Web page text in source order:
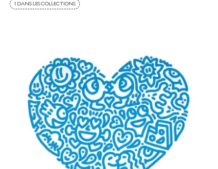
1 DANS LES COLLECTIONS